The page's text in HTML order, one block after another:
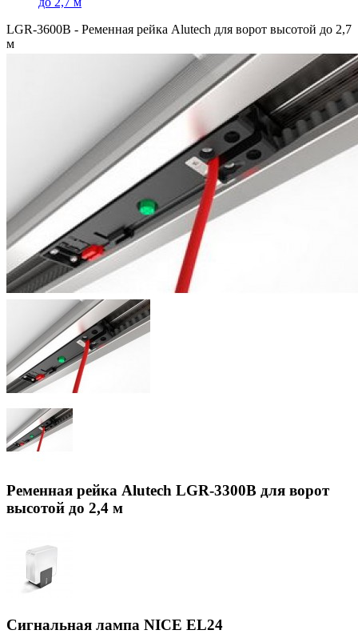
LGR-3600В - Ременная рейка Alutech для ворот высотой до 2,7
м
Ременная рейка Alutech LGR-3300В для ворот
высотой до 2,4 м
Сигнальная лампа NICE EL24